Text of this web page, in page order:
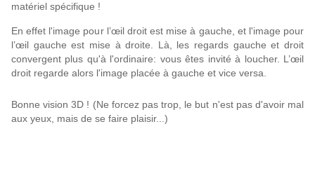
matériel spécifique !
En effet l'image pour l’œil droit est mise à gauche, et l'image pour
l’œil gauche est mise à droite. Là, les regards gauche et droit
convergent plus qu'à l'ordinaire: vous êtes invité à loucher. L’œil
droit regarde alors l'image placée à gauche et vice versa.
Bonne vision 3D ! (Ne forcez pas trop, le but n'est pas d'avoir mal
aux yeux, mais de se faire plaisir...)